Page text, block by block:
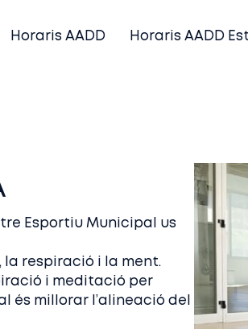
Horaris AADD Horaris AADD
Esportiu Municipal us
la respiració i la ment.
i meditació per
és millorar l’alineació del